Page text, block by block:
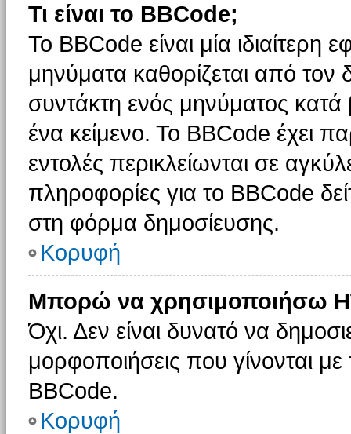
Τι είναι το BBCode;
Το BBCode είναι μία
μηνύματα καθορίζεται από τον
συντάκτη ενός μηνύματος
ένα κείμενο. Το BBCode έχει
εντολές περικλείωνται σε
πληροφορίες για το BBCode
στη φόρμα δημοσίευσης.
Κορυφή
Μπορώ να χρησιμοποιήσω
Όχι. Δεν είναι δυνατό να
μορφοποιήσεις που γίνονται
BBCode.
Κορυφή